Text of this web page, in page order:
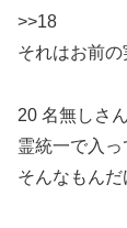
>>18
それはお前
20 名無しさ
霊統一で入
そんなもん